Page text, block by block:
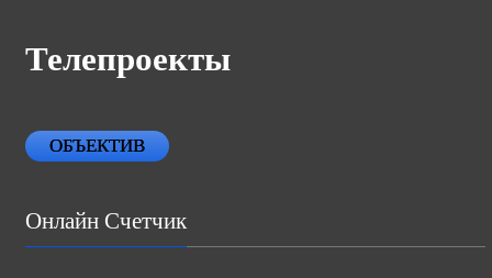
Телепроекты
ОБЪЕКТИВ
Онлайн Счетчик